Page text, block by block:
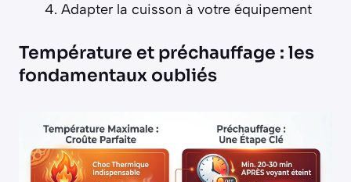
Adapter la cuisson à votre équipement
Température et préchauffage : les
fondamentaux oubliés